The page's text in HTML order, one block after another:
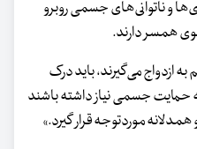
و ناتوانی‌های جسمی روبرو
همسر دارند.
ازدواج می‌گیرند، باید درک
جسمی نیاز داشته باشند
همدلانه موردتوجه قرار گیرد.»